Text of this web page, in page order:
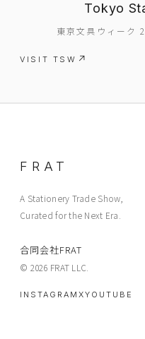
Tokyo
東京文具ウィーク
VISIT TSW
FRAT
A Stationery Trade Show,
Curated for the Next Era.
合同会社FRAT
© 2026 FRAT LLC.
INSTAGRAM XYOUTUBE